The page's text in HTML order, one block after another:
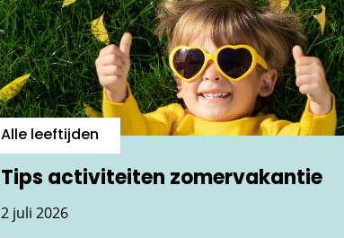
Tips activiteiten zomervakantie
Alle leeftijden
2 juli 2026